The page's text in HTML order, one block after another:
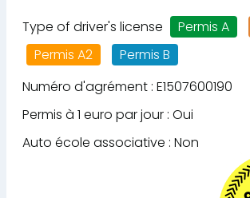
Type of driver's license Permis A
Permis A2
Permis B
Numéro d'agrément : E1507600190
Permis à 1 euro par jour : Oui
Auto école associative : Non